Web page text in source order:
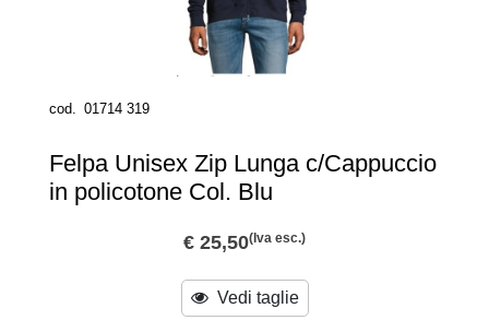
cod. 01714 319
Felpa Unisex Zip Lunga c/Cappuccio
in policotone Col. Blu
€ 25,50(Iva esc.)
Vedi taglie